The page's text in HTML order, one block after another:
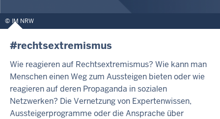
IM NRW
#rechtsextremismus
Wie reagieren auf Rechtsextremismus? Wie kann man
Menschen einen Weg zum Aussteigen bieten oder wie
reagieren auf deren Propaganda in sozialen
Netzwerken? Die Vernetzung von Expertenwissen,
Aussteigerprogramme oder die Ansprache über